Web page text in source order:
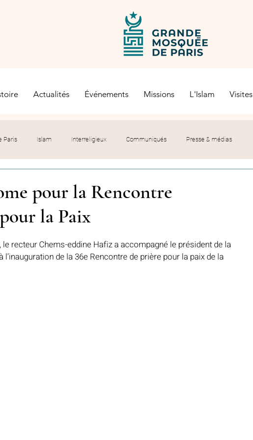
Actualités Événements Missions L'Islam Visites
Paris Islam Interreligieux Communiqués Presse & médias
GMP Le billet du Recteur
actualité Notre mosquée Sabil al-Iman Récits célestes
pour la Rencontre
la Paix
, le recteur Chems-eddine Hafiz a accompagné le président de la
l’inauguration de la 36e Rencontre de prière pour la paix de la